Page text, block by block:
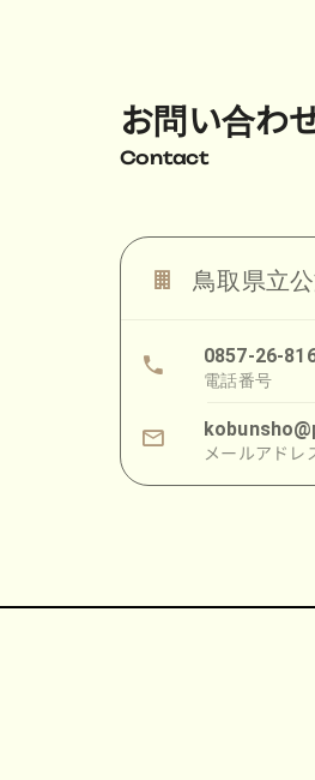
お問い合わ
Contact
鳥取県立
0857-26-
電話番号
メールアドレ